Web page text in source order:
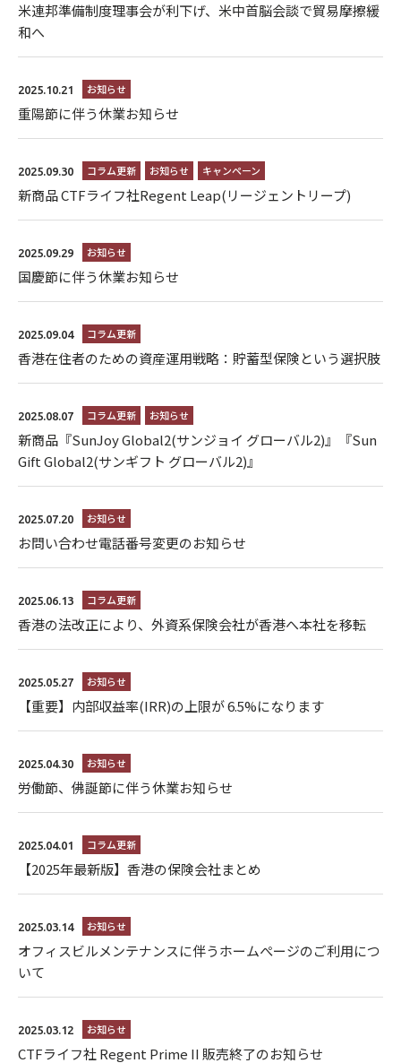
米連邦準備制度理事会が利下げ、米中首脳会談で貿易摩擦緩
和へ
2025.10.21 お知らせ
重陽節に伴う休業お知らせ
2025.09.30 コラム更新 お知らせ キャンペーン
新商品 CTFライフ社Regent Leap(リージェントリープ)
2025.09.29 お知らせ
国慶節に伴う休業お知らせ
2025.09.04 コラム更新
香港在住者のための資産運用戦略：貯蓄型保険という選択肢
2025.08.07 コラム更新 お知らせ
新商品『SunJoy Global2(サンジョイ グローバル2)』『Sun
Gift Global2(サンギフト グローバル2)』
2025.07.20 お知らせ
お問い合わせ電話番号変更のお知らせ
2025.06.13 コラム更新
香港の法改正により、外資系保険会社が香港へ本社を移転
2025.05.27 お知らせ
【重要】内部収益率(IRR)の上限が 6.5%になります
2025.04.30 お知らせ
労働節、佛誕節に伴う休業お知らせ
2025.04.01 コラム更新
【2025年最新版】香港の保険会社まとめ
2025.03.14 お知らせ
オフィスビルメンテナンスに伴うホームぺージのご利用につ
いて
2025.03.12 お知らせ
CTFライフ社 Regent Prime II 販売終了のお知らせ